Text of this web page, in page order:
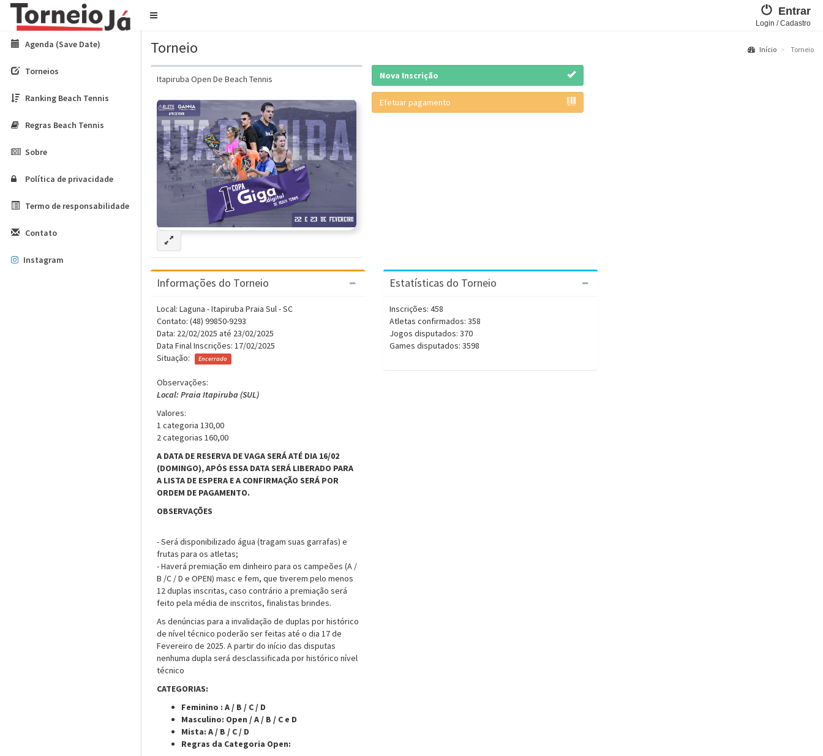
Navegar Entrar
Login / Cadastro
Agenda (Save Date)
Torneios
Ranking Beach Tennis
Regras Beach Tennis
Sobre
Política de privacidade
Termo de responsabilidade
Contato
Instagram
Torneio Início Torneio
Itapiruba Open De Beach Tennis Nova Inscrição
Efetuar pagamento
Informações do Torneio
Local: Laguna - Itapiruba Praia Sul - SC
Contato: (48) 99850-9293
Data: 22/02/2025 até 23/02/2025
Data Final Inscrições: 17/02/2025
Situação:
Encerrado
Observações:
Local: Praia Itapiruba (SUL)
Valores:
1 categoria 130,00
2 categorias 160,00
A DATA DE RESERVA DE VAGA SERÁ ATÉ DIA 16/02
(DOMINGO), APÓS ESSA DATA SERÁ LIBERADO PARA
A LISTA DE ESPERA E A CONFIRMAÇÃO SERÁ POR
ORDEM DE PAGAMENTO.
OBSERVAÇÕES
- Será disponibilizado água (tragam suas garrafas) e
frutas para os atletas;
- Haverá premiação em dinheiro para os campeões (A /
B /C / D e OPEN) masc e fem, que tiverem pelo menos
12 duplas inscritas, caso contrário a premiação será
feito pela média de inscritos, finalistas brindes.
As denúncias para a invalidação de duplas por histórico
de nível técnico poderão ser feitas até o dia 17 de
Fevereiro de 2025. A partir do início das disputas
nenhuma dupla será desclassificada por histórico nível
técnico
CATEGORIAS:
Feminino : A / B / C / D
Masculino: Open / A / B / C e D
Mista: A / B / C / D
Regras da Categoria Open:
Estatísticas do Torneio
Inscrições: 458
Atletas confirmados: 358
Jogos disputados: 370
Games disputados: 3598